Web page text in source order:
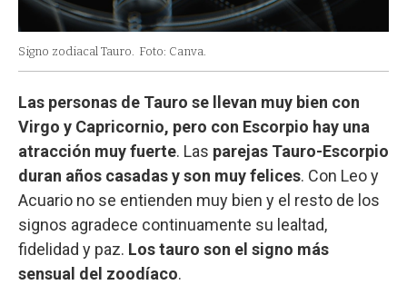
Signo zodiacal Tauro. Foto: Canva.
Las personas de Tauro se llevan muy bien con
Virgo y Capricornio, pero con Escorpio hay una
atracción muy fuerte. Las parejas Tauro-Escorpio
duran años casadas y son muy felices. Con Leo y
Acuario no se entienden muy bien y el resto de los
signos agradece continuamente su lealtad,
fidelidad y paz. Los tauro son el signo más
sensual del zoodíaco.